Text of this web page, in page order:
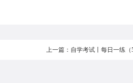
上一篇：自学考试丨每日一练（